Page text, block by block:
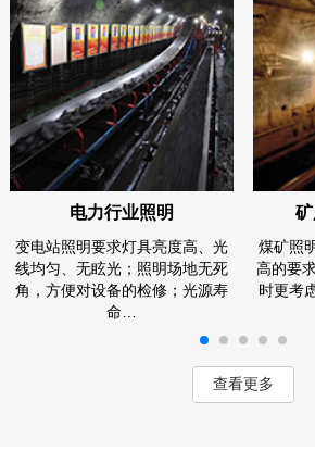
电力行业照明
变电站照明要求灯具亮度高、光
线均匀、无眩光；照明场地无死
角，方便对设备的检修；光源寿
命…
煤矿照
高的要
时更考
查看更多